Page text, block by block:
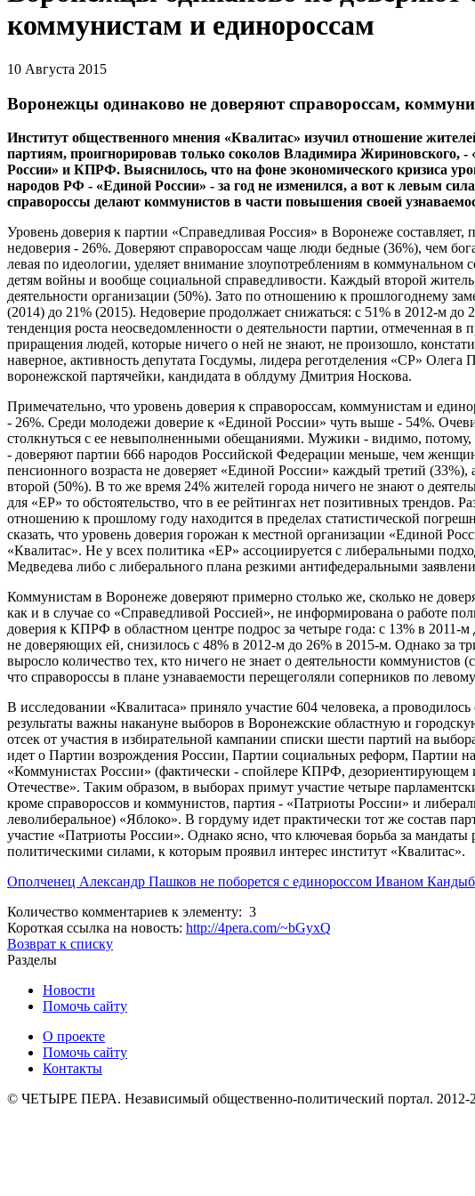
коммунистам и единороссам
10 Августа 2015
Воронежцы одинаково не доверяют справороссам,
Институт общественного мнения «Квалитас» изучил отношение
партиям, проигнорировав только соколов Владимира Жириновского, -
России» и КПРФ. Выяснилось, что на фоне экономического кризиса
народов РФ - «Единой России» - за год не изменился, а вот к левым
справороссы делают коммунистов в части повышения своей
Уровень доверия к партии «Справедливая Россия» в Воронеже составляет,
недоверия - 26%. Доверяют справороссам чаще люди бедные (36%), чем
левая по идеологии, уделяет внимание злоупотреблениям в коммунальном
детям войны и вообще социальной справедливости. Каждый второй
деятельности организации (50%). Зато по отношению к прошлогоднему
(2014) до 21% (2015). Недоверие продолжает снижаться: с 51% в 2012-м до
тенденция роста неосведомленности о деятельности партии, отмеченная
приращения людей, которые ничего о ней не знают, не произошло,
наверное, активность депутата Госдумы, лидера реготделения «СР» Олега
воронежской партячейки, кандидата в облдуму Дмитрия Носкова.
Примечательно, что уровень доверия к справороссам, коммунистам и
- 26%. Среди молодежи доверие к «Единой России» чуть выше - 54%.
столкнуться с ее невыполненными обещаниями. Мужики - видимо, потому,
- доверяют партии 666 народов Российской Федерации меньше, чем
пенсионного возраста не доверяет «Единой России» каждый третий (33%),
второй (50%). В то же время 24% жителей города ничего не знают о
для «ЕР» то обстоятельство, что в ее рейтингах нет позитивных трендов.
отношению к прошлому году находится в пределах статистической
сказать, что уровень доверия горожан к местной организации «Единой
«Квалитас». Не у всех политика «ЕР» ассоциируется с либеральными
Медведева либо с либерального плана резкими антифедеральными
Коммунистам в Воронеже доверяют примерно столько же, сколько не
как и в случае со «Справедливой Россией», не информирована о работе
доверия к КПРФ в областном центре подрос за четыре года: с 13% в 2011-
не доверяющих ей, снизилось с 48% в 2012-м до 26% в 2015-м. Однако за
выросло количество тех, кто ничего не знает о деятельности коммунистов
что справороссы в плане узнаваемости перещеголяли соперников по
В исследовании «Квалитаса» приняло участие 604 человека, а
результаты важны накануне выборов в Воронежские областную и
отсек от участия в избирательной кампании списки шести партий на
идет о Партии возрождения России, Партии социальных реформ, Партии
«Коммунистах России» (фактически - спойлере КПРФ, дезориентирующем
Отечестве». Таким образом, в выборах примут участие четыре
кроме справороссов и коммунистов, партия - «Патриоты России» и
леволиберальное) «Яблоко». В гордуму идет практически тот же состав
участие «Патриоты России». Однако ясно, что ключевая борьба за мандаты
политическими силами, к которым проявил интерес институт «Квалитас».
Ополченец Александр Пашков не поборется с единороссом Иваном
Количество комментариев к элементу: 3
Короткая ссылка на новость: http://4pera.com/~bGyxQ
Возврат к списку
Разделы
Новости
Помочь сайту
О проекте
Помочь сайту
Контакты
© ЧЕТЫРЕ ПЕРА. Независимый общественно-политический портал. 2012-